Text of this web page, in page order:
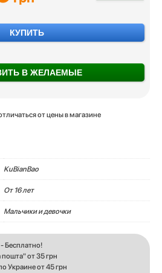
КУПИТЬ
В ЖЕЛАЕМЫЕ
от цены в магазине
KuBianBao
От 16 лет
Мальчики и девочки
Бесплатно!
от 35 грн
Украине от 45 грн